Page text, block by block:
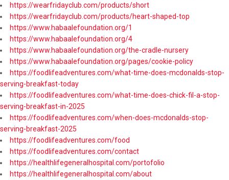
https://wearfridayclub.com/products/short
https://wearfridayclub.com/products/heart-shaped-top
https://www.habaalefoundation.org/1
https://www.habaalefoundation.org/4
https://www.habaalefoundation.org/the-cradle-nursery
https://www.habaalefoundation.org/pages/cookie-policy
https://foodlifeadventures.com/what-time-does-mcdonalds-stop-
serving-breakfast-today
https://foodlifeadventures.com/what-time-does-chick-fil-a-stop-
serving-breakfast-in-2025
https://foodlifeadventures.com/when-does-mcdonalds-stop-
serving-breakfast-2025
https://foodlifeadventures.com/food
https://foodlifeadventures.com/contact
https://healthlifegeneralhospital.com/portofolio
https://healthlifegeneralhospital.com/about